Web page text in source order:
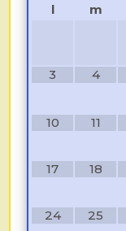
l m
3 4
10 11
17 18
24 25